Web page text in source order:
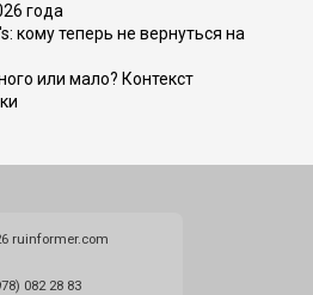
года
кому теперь не вернуться на
или мало? Контекст
ruinformer.com
082 28 83